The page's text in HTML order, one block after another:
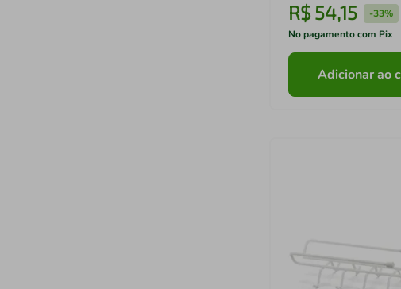
R$ 54,15 -33%
No pagamento com Pix
Adicionar ao